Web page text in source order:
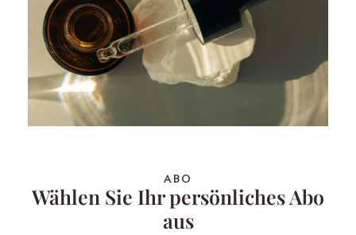
ABO
Wählen Sie Ihr persönliches Abo
aus